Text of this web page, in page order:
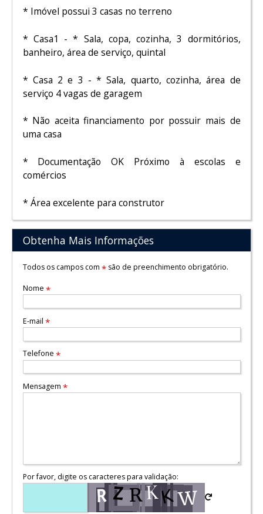
* Imóvel possui 3 casas no terreno
* Casa1 - * Sala, copa, cozinha, 3 dormitórios,
banheiro, área de serviço, quintal
* Casa 2 e 3 - * Sala, quarto, cozinha, área de
serviço 4 vagas de garagem
* Não aceita financiamento por possuir mais de
uma casa
* Documentação OK Próximo à escolas e
comércios
* Área excelente para construtor
Obtenha Mais Informações
Todos os campos com *são de preenchimento obrigatório.
Nome *
E-mail *
Telefone *
Mensagem *
Por favor, digite os caracteres para validação: